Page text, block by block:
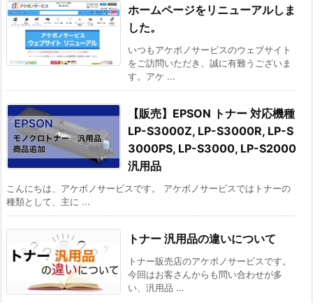
ホームページをリニューアルしま
した。
いつもアケボノサービスのウェブサイト
をご訪問いただき、誠に有難うございま
す。アケ ...
【販売】EPSON トナー 対応機種
LP-S3000Z, LP-S3000R, LP-S
3000PS, LP-S3000, LP-S2000
汎用品
こんにちは、アケボノサービスです。 アケボノサービスではトナーの
種類として、主に ...
トナー 汎用品の違いについて
トナー販売店のアケボノサービスです。
今回はお客さんからも問い合わせが多
い、汎用品 ...